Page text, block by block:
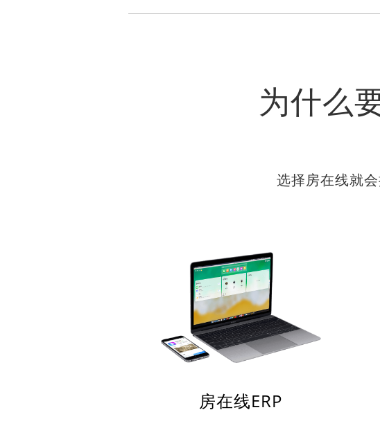
为什么
选择房在线就
房在线ERP